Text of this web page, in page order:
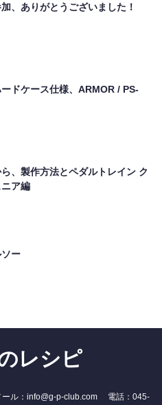
、ありがとうございました！
ドケース仕様、ARMOR / PS-
、製作方法とペダルトレイン ク
ア編
ー
レシピ
ール：info@g-p-club.com 電話：045-